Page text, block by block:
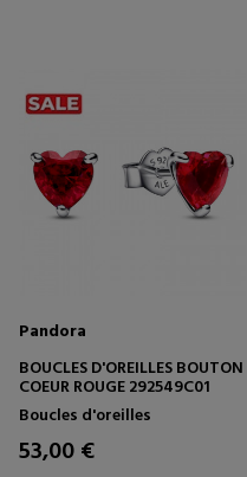
Pandora
BOUCLES D'OREILLES BOUTON
COEUR ROUGE 292549C01
Boucles d'oreilles
53,00 €